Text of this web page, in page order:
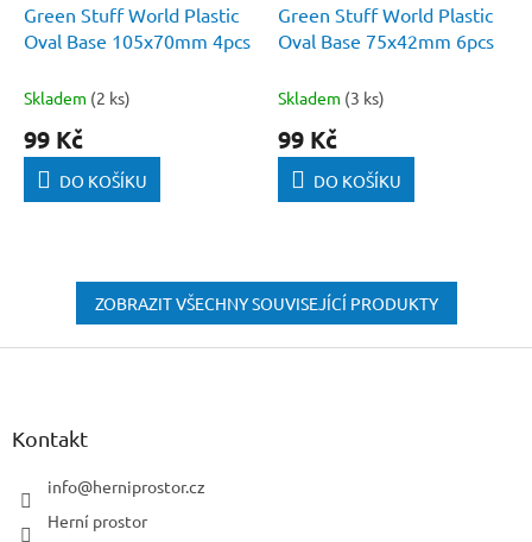
Green Stuff World Plastic
Oval Base 105x70mm 4pcs
Skladem (2 ks)
99 Kč
DO KOŠÍKU
Green Stuff World Plastic
Oval Base 75x42mm 6pcs
Skladem (3 ks)
99 Kč
DO KOŠÍKU
ZOBRAZIT VŠECHNY SOUVISEJÍCÍ PRODUKTY
Z
Kontakt
info@herniprostor.cz
Herní prostor